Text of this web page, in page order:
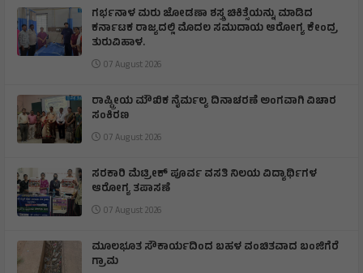
ಗರ್ಭನಾಳ ಮರು ಜೋಡಣಾ ಶಸ್ತ್ರ ಚಿಕಿತ್ಸೆಯನ್ನು ಮಾಡಿದ
ಕರ್ನಾಟಕ ರಾಜ್ಯದಲ್ಲಿ ಮೊದಲ ಸಮುದಾಯ ಆರೋಗ್ಯ ಕೇಂದ್ರ
ತುರುವಿಹಾಳ.
07 August 2026
ರಾಷ್ಟ್ರೀಯ ಮೌಖಿಕ ನೈರ್ಮಲ್ಯ ದಿನಾಚರಣೆ ಅಂಗವಾಗಿ ವಿಚಾರ
ಸಂಕಿರಣ
07 August 2026
ಸರಕಾರಿ ಮೆಟ್ರೀಕ್ ಪೂರ್ವ ವಸತಿ ನಿಲಯ ವಿದ್ಯಾರ್ಥಿಗಳ
ಆರೋಗ್ಯ ತಪಾಸಣೆ
07 August 2026
ಮೂಲಭೂತ ಸೌಕಾರ್ಯದಿಂದ ಬಹಳ ವಂಚಿತವಾದ ಬಂಜಿಗೆರೆ
ಗ್ರಾಮ